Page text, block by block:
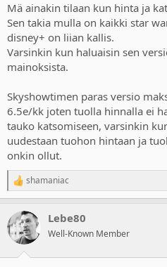
Mä ainakin tilaan kun hinta ja
Sen takia mulla on kaikki star
disney+ on liian kallis.
Varsinkin kun haluaisin sen
mainoksista.
Skyshowtimen paras versio
6.5e/kk joten tuolla hinnalla ei
tauko katsomiseen, varsinkin
uudestaan tuohon hintaan ja
onkin ollut.
R
e
c
t
i
shamaniac
Lebe80
Well-Known Member